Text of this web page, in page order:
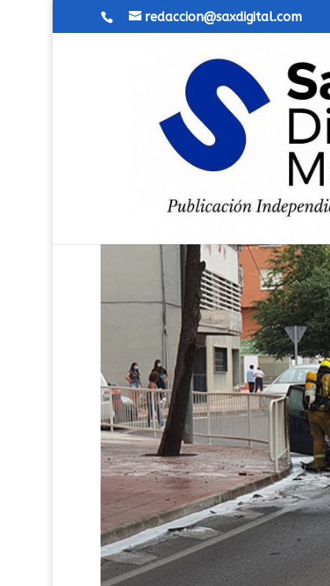
redaccion@saxdigital.com